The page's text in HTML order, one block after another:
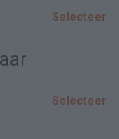
Selecteer
Selecteer